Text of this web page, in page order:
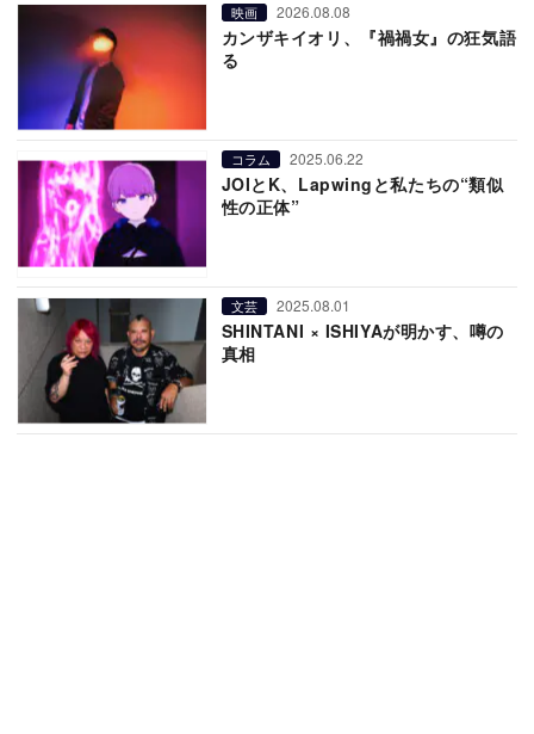
映画 2026.08.08
カンザキイオリ、『禍禍女』の狂気語
る
コラム 2025.06.22
JOIとK、Lapwingと私たちの“類似
性の正体”
文芸 2025.08.01
SHINTANI × ISHIYAが明かす、噂の
真相